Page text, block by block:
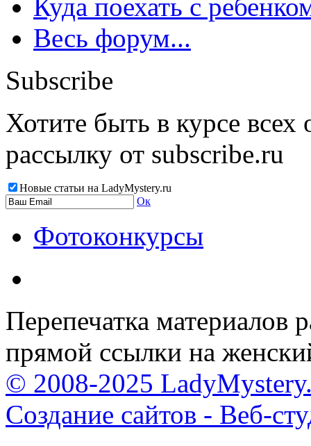
Куда поехать с
Весь форум...
Subscribe
Хотите быть в курсе
рассылку от subscribe.ru
Новые статьи на LadyMystery.ru
Ок
Фотоконкурсы
Перепечатка материалов
прямой ссылки на
© 2008-2025
Создание сайтов - Веб-